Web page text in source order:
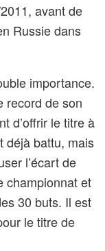
avant de
Russie dans
importance.
record de son
d’offrir le titre à
déjà battu, mais
l’écart de
championnat et
30 buts. Il est
le titre de